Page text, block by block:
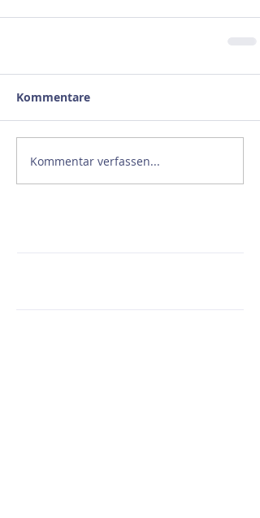
Kommentare
Kommentar verfassen...